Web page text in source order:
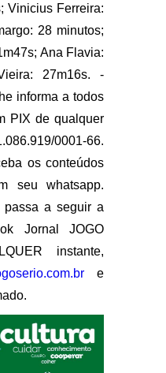
Vinicius Ferreira:
28 minutos;
Ana Flavia:
27m16s. -
informa a todos
PIX de qualquer
0001-66.
os conteúdos
seu whatsapp.
passa a seguir a
Jornal JOGO
instante,
e